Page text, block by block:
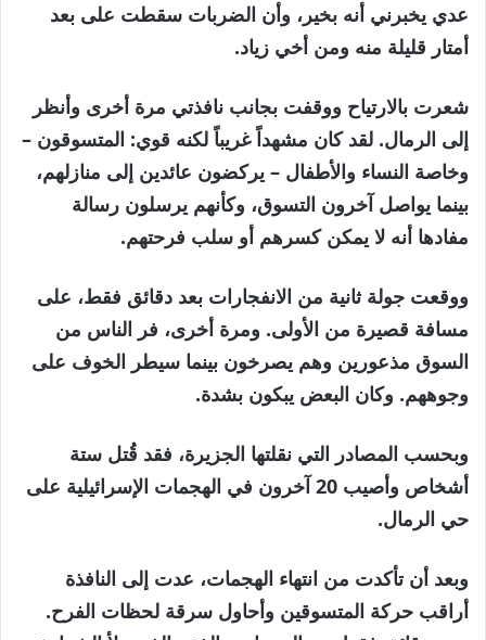
عدي يخبرني أنه بخير، وأن الضربات سقطت على بعد
أمتار قليلة منه ومن أخي زياد.
شعرت بالارتياح ووقفت بجانب نافذتي مرة أخرى وأنظر
إلى الرمال. لقد كان مشهداً غريباً لكنه قوي: المتسوقون –
وخاصة النساء والأطفال – يركضون عائدين إلى منازلهم،
بينما يواصل آخرون التسوق، وكأنهم يرسلون رسالة
مفادها أنه لا يمكن كسرهم أو سلب فرحتهم.
ووقعت جولة ثانية من الانفجارات بعد دقائق فقط، على
مسافة قصيرة من الأولى. ومرة أخرى، فر الناس من
السوق مذعورين وهم يصرخون بينما سيطر الخوف على
وجوههم. وكان البعض يبكون بشدة.
وبحسب المصادر التي نقلتها الجزيرة، فقد قُتل ستة
أشخاص وأصيب 20 آخرون في الهجمات الإسرائيلية على
حي الرمال.
وبعد أن تأكدت من انتهاء الهجمات، عدت إلى النافذة
أراقب حركة المتسوقين وأحاول سرقة لحظات الفرح.